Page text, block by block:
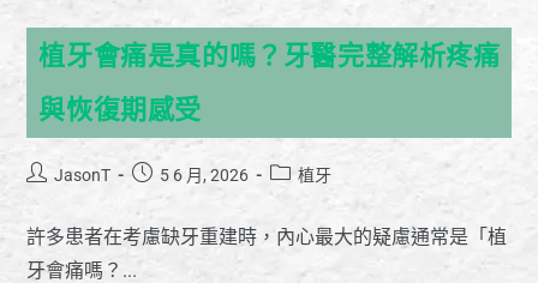
植牙會痛是真的嗎？牙醫完整解析疼痛
與恢復期感受
JasonT 5 6 月, 2026 植牙
許多患者在考慮缺牙重建時，內心最大的疑慮通常是「植
牙會痛嗎？...